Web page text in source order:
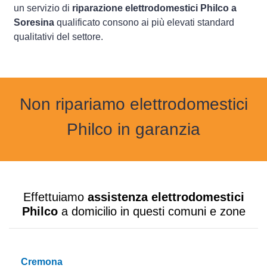
un servizio di riparazione elettrodomestici Philco a
Soresina qualificato consono ai più elevati standard
qualitativi del settore.
Non ripariamo elettrodomestici
Philco in garanzia
Effettuiamo assistenza elettrodomestici
Philcoa domicilio in questi comuni e zone
Cremona